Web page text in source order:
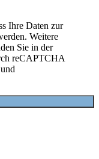
Ihre Daten zur
Weitere
Sie in der
reCAPTCHA
und